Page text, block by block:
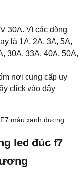
30A. Vì các dòng
là 1A, 2A, 3A, 5A,
30A, 33A, 40A, 50A,
nơi cung cấp uy
click vào đây
led đúc f7